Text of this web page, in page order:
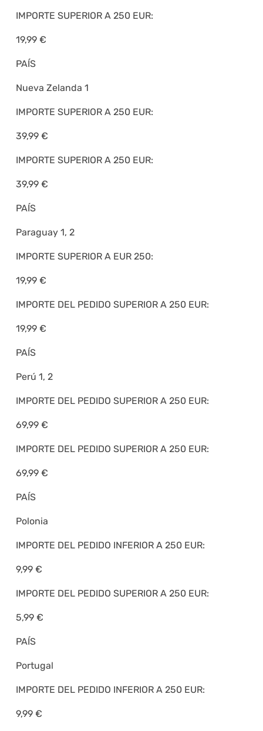
IMPORTE SUPERIOR A 250 EUR:
19,99 €
PAÍS
Nueva Zelanda 1
IMPORTE SUPERIOR A 250 EUR:
39,99 €
IMPORTE SUPERIOR A 250 EUR:
39,99 €
PAÍS
Paraguay 1, 2
IMPORTE SUPERIOR A EUR 250:
19,99 €
IMPORTE DEL PEDIDO SUPERIOR A 250 EUR:
19,99 €
PAÍS
Perú 1, 2
IMPORTE DEL PEDIDO SUPERIOR A 250 EUR:
69,99 €
IMPORTE DEL PEDIDO SUPERIOR A 250 EUR:
69,99 €
PAÍS
Polonia
IMPORTE DEL PEDIDO INFERIOR A 250 EUR:
9,99 €
IMPORTE DEL PEDIDO SUPERIOR A 250 EUR:
5,99 €
PAÍS
Portugal
IMPORTE DEL PEDIDO INFERIOR A 250 EUR:
9,99 €